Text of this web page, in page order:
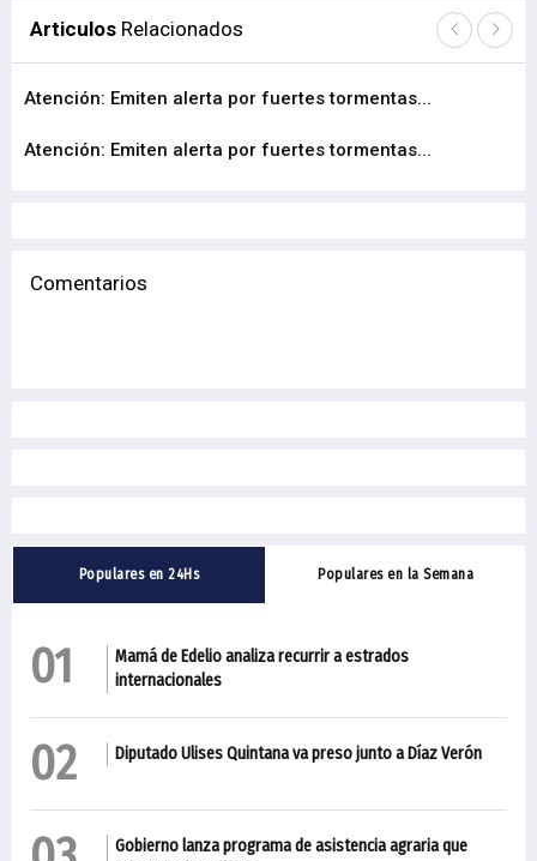
Articulos Relacionados
Atención: Emiten alerta por fuertes tormentas...
Atención: Emiten alerta por fuertes tormentas...
Comentarios
Populares en 24Hs Populares en la Semana
01
Mamá de Edelio analiza recurrir a estrados
internacionales
02 Diputado Ulises Quintana va preso junto a Díaz Verón
Gobierno lanza programa de asistencia agraria que